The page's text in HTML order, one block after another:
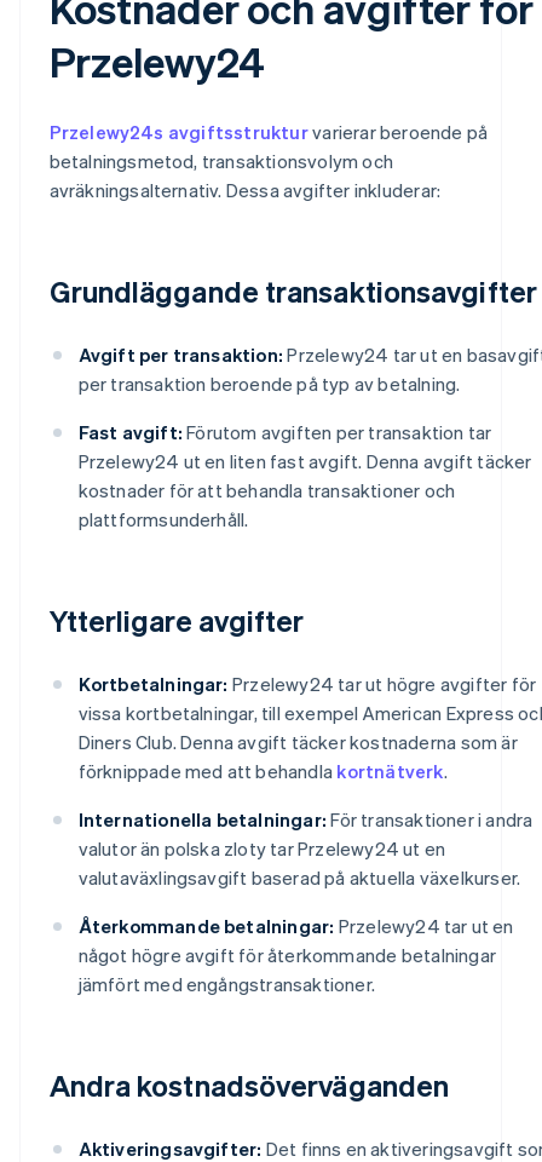
Przelewy24
Przelewy24s avgiftsstrukturvarierar beroende på
betalningsmetod, transaktionsvolym och
avräkningsalternativ. Dessa avgifter inkluderar:
Grundläggande transaktionsavgifter
Avgift per transaktion: Przelewy24 tar ut en
per transaktion beroende på typ av betalning.
Fast avgift: Förutom avgiften per transaktion tar
Przelewy24 ut en liten fast avgift. Denna avgift täcker
kostnader för att behandla transaktioner och
plattformsunderhåll.
Ytterligare avgifter
Kortbetalningar: Przelewy24 tar ut högre avgifter för
vissa kortbetalningar, till exempel American Express
Diners Club. Denna avgift täcker kostnaderna som är
förknippade med att behandla kortnätverk.
Internationella betalningar: För transaktioner i andra
valutor än polska zloty tar Przelewy24 ut en
valutaväxlingsavgift baserad på aktuella växelkurser.
Återkommande betalningar: Przelewy24 tar ut en
något högre avgift för återkommande betalningar
jämfört med engångstransaktioner.
Andra kostnadsöverväganden
Aktiveringsavgifter: Det finns en aktiveringsavgift